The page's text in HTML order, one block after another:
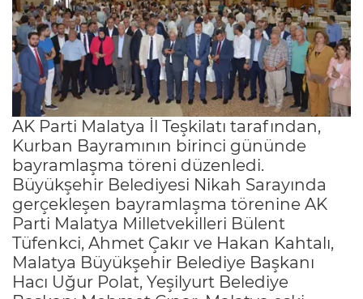
AK Parti Malatya İl Teşkilatı tarafından,
Kurban Bayramının birinci gününde
bayramlaşma töreni düzenledi.
Büyükşehir Belediyesi Nikah Sarayında
gerçekleşen bayramlaşma törenine AK
Parti Malatya Milletvekilleri Bülent
Tüfenkci, Ahmet Çakır ve Hakan Kahtalı,
Malatya Büyükşehir Belediye Başkanı
Hacı Uğur Polat, Yeşilyurt Belediye